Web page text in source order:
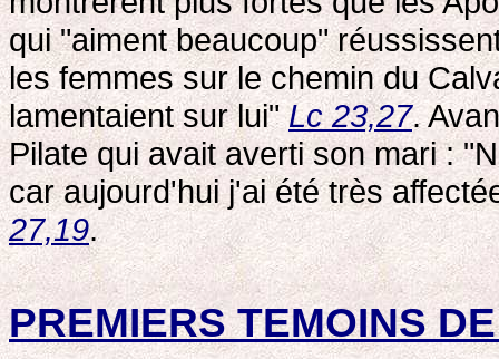
qui "aiment beaucoup"
les femmes sur le chemin du
lamentaient sur lui"Lc 23,27.
Pilate qui avait averti son mari :
car aujourd'hui j'ai été très
27,19.
PREMIERS TEMOINS